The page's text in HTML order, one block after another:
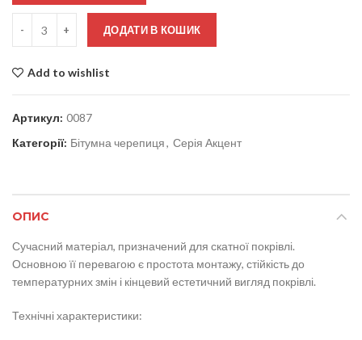
ДОДАТИ В КОШИК
Add to wishlist
Артикул: 0087
Категорії: Бітумна черепиця, Серія Акцент
ОПИС
Сучасний матеріал, призначений для скатної покрівлі.
Основною її перевагою є простота монтажу, стійкість до
температурних змін і кінцевий естетичний вигляд покрівлі.
Технічні характеристики: